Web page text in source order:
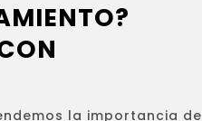
la importancia de